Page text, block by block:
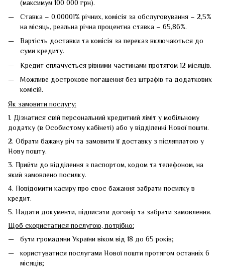
(максимум 100 000 грн).
Ставка – 0,00001% річних, комісія за обслуговування – 2,5%
на місяць, реальна річна процентна ставка – 65,86%.
Вартість доставки та комісія за переказ включаються до
суми кредиту.
Кредит сплачується рівними частинами протягом 12 місяців.
Можливе дострокове погашення без штрафів та додаткових
комісій.
Як замовити послугу:
1. Дізнатися свій персональний кредитний ліміт у мобільному
додатку (в Особистому кабінеті) або у відділенні Нової пошти.
2. Обрати бажану річ та замовити її доставку з післяплатою у
Нову пошту.
3. Прийти до відділення з паспортом, кодом та телефоном, на
який замовлено посилку.
4. Повідомити касиру про своє бажання забрати посилку в
кредит.
5. Надати документи, підписати договір та забрати замовлення.
Щоб скористатися послугою, потрібно:
бути громадяни України віком від 18 до 65 років;
користуватися послугами Нової пошти протягом останніх 6
місяців;